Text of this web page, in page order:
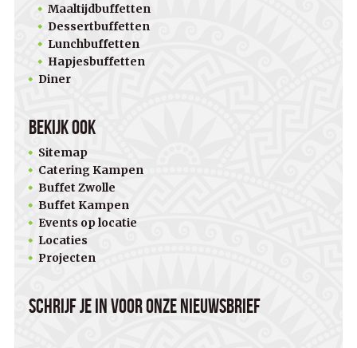
Maaltijdbuffetten
Dessertbuffetten
Lunchbuffetten
Hapjesbuffetten
Diner
Bekijk ook
Sitemap
Catering Kampen
Buffet Zwolle
Buffet Kampen
Events op locatie
Locaties
Projecten
Schrijf je in voor onze nieuwsbrief